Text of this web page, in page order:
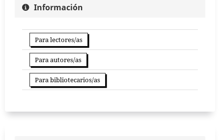
Información
Para lectores/as
Para autores/as
Para bibliotecarios/as